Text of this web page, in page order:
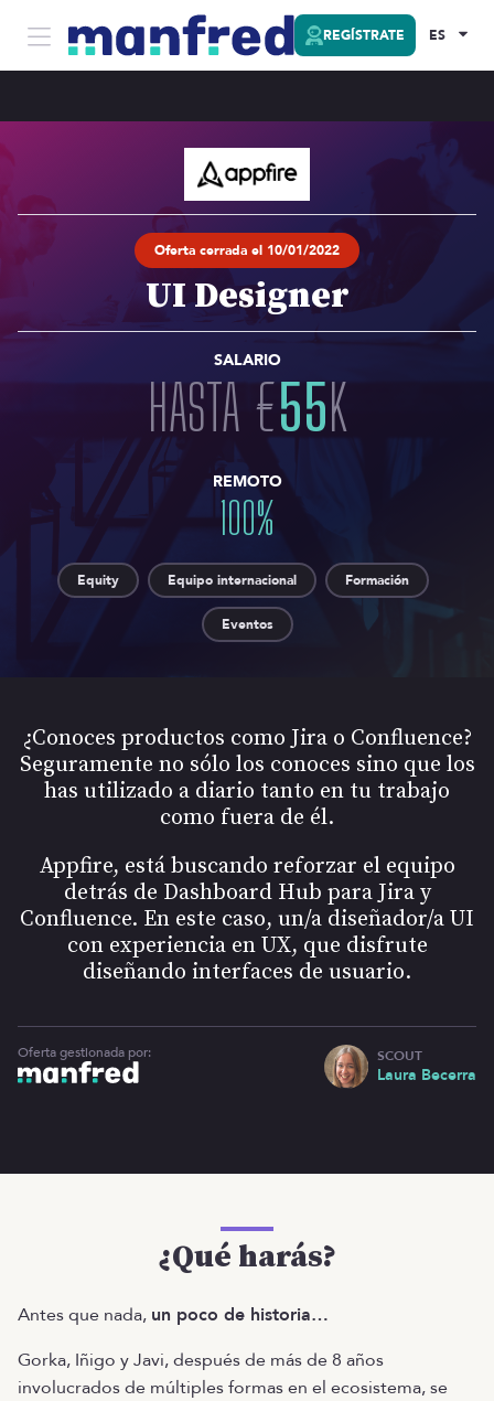
REGÍSTRATE ES
Oferta cerrada el 10/01/2022
UI Designer
SALARIO
HASTA€55K
REMOTO
100%
Equity Equipo internacional Formación
Eventos
¿Conoces productos como Jira o Confluence?
Seguramente no sólo los conoces sino que los
has utilizado a diario tanto en tu trabajo
como fuera de él.
Appfire, está buscando reforzar el equipo
detrás de Dashboard Hub para Jira y
Confluence. En este caso, un/a diseñador/a UI
con experiencia en UX, que disfrute
diseñando interfaces de usuario.
Oferta gestionada por: SCOUT
Laura Becerra
¿Qué harás?
Antes que nada, un poco de historia…
Gorka, Iñigo y Javi, después de más de 8 años
involucrados de múltiples formas en el ecosistema, se